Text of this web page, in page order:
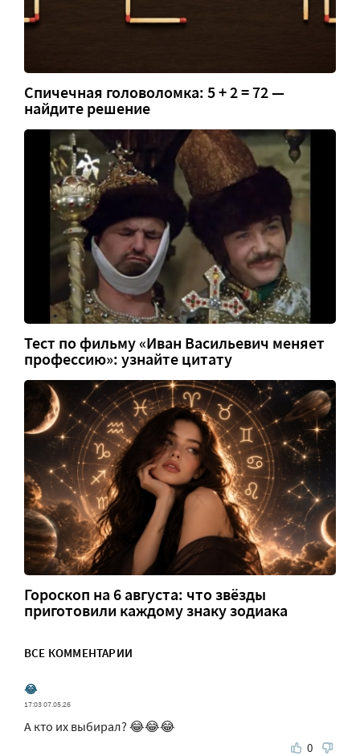
Спичечная головоломка: 5 + 2 = 72 —
найдите решение
Тест по фильму «Иван Васильевич меняет
профессию»: узнайте цитату
Гороскоп на 6 августа: что звёзды
приготовили каждому знаку зодиака
ВСЕ КОММЕНТАРИИ
😂
17:03 07.05.26
А кто их выбирал? 😂😂😂
0